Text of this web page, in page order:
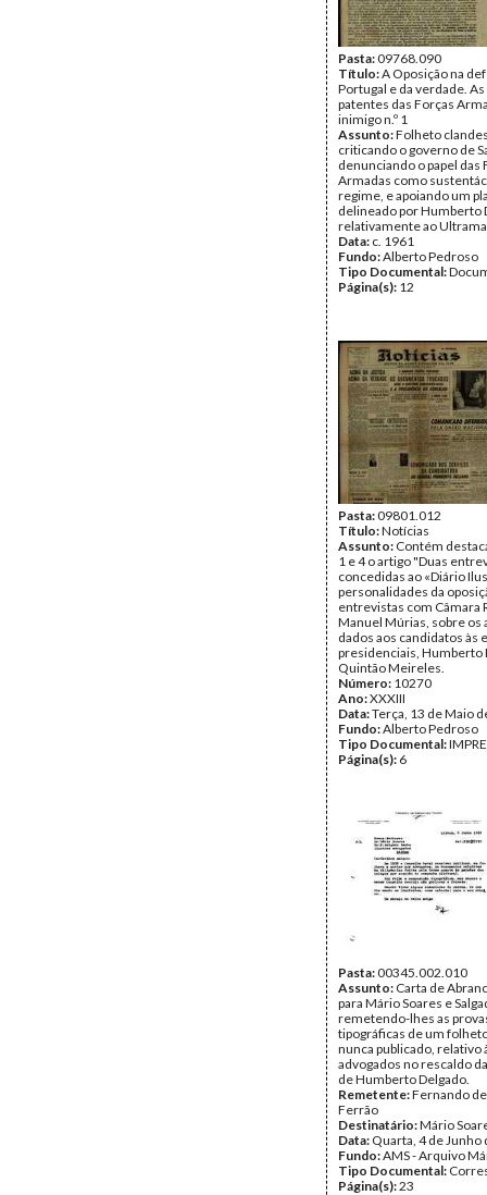
Pasta:09768.090
Título:A Oposição na
Portugal e da verdade. As
patentes das Forças
inimigo n.º 1
Assunto:Folheto
criticando o governo de
denunciando o papel das
Armadas como
regime, e apoiando um
delineado por Humberto
relativamente ao
Data: c. 1961
Fundo:Alberto Pedroso
Tipo Documental:
Página(s): 12
Pasta:09801.012
Título:Notícias
Assunto: Contém
1 e 4 o artigo "Duas
concedidas ao «Diário
personalidades da
entrevistas com Câmara
Manuel Múrias, sobre os
dados aos candidatos às
presidenciais, Humberto
Quintão Meireles.
Número: 10270
Ano:XXXIII
Data:Terça, 13 de Maio
Fundo:Alberto Pedroso
Tipo Documental:
Página(s): 6
Pasta:00345.002.010
Assunto: Carta de
para Mário Soares e
remetendo-lhes as
tipográficas de um
nunca publicado, relativo
advogados no rescaldo
de Humberto Delgado.
Remetente:Fernando
Ferrão
Destinatário:Mário
Data: Quarta, 4 de Junho
Fundo:AMS - Arquivo
Tipo Documental:
Página(s):23